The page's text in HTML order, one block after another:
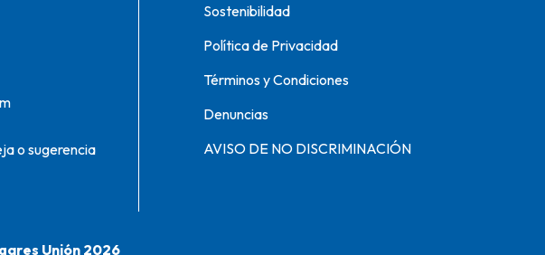
o sugerencia
Sostenibilidad
Política de Privacidad
Términos y Condiciones
Denuncias
AVISO DE NO DISCRIMINACIÓN
Unión 2026